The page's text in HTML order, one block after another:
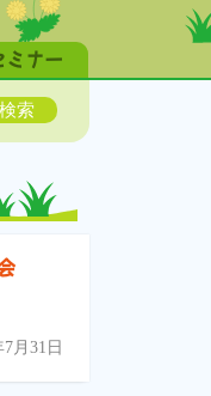
ミナー
検索
7月31日